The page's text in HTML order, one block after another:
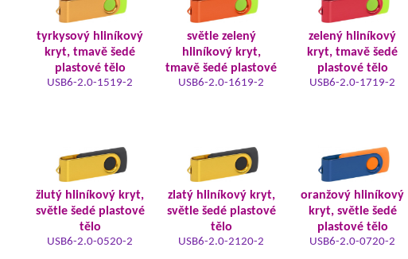
tyrkysový hliníkový
kryt, tmavě šedé
plastové tělo
USB6-2.0-1519-2
světle zelený
hliníkový kryt,
tmavě šedé plastové
USB6-2.0-1619-2
zelený hliníkový
kryt, tmavě šedé
plastové tělo
USB6-2.0-1719-2
žlutý hliníkový kryt,
světle šedé plastové
tělo
USB6-2.0-0520-2
zlatý hliníkový kryt,
světle šedé plastové
tělo
USB6-2.0-2120-2
oranžový hliníkový
kryt, světle šedé
plastové tělo
USB6-2.0-0720-2